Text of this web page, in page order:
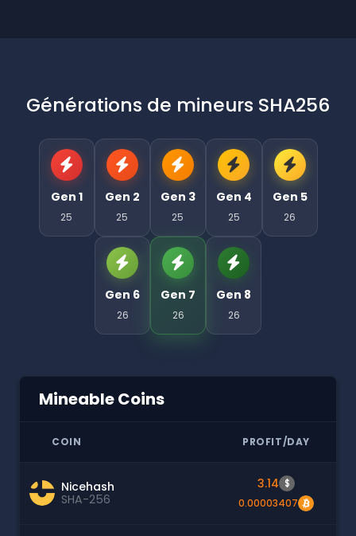
Générations de mineurs SHA256
Gen 1
25
Gen 2
25
Gen 3
25
Gen 4
25
Gen 5
26
Gen 6
26
Gen 7
26
Gen 8
26
Mineable Coins
COIN PROFIT/DAY
Nicehash
SHA-256
3.14 $
0.00003407